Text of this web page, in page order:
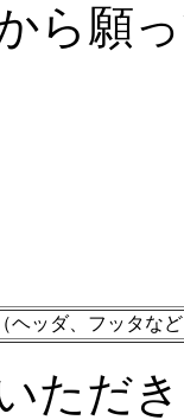
ら願
ヘッダ、フッタな
ただ